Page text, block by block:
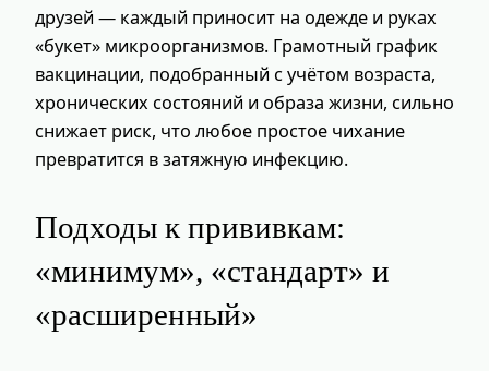
друзей — каждый приносит на одежде и руках
«букет» микроорганизмов. Грамотный график
вакцинации, подобранный с учётом возраста,
хронических состояний и образа жизни, сильно
снижает риск, что любое простое чихание
превратится в затяжную инфекцию.
Подходы к прививкам:
«минимум», «стандарт» и
«расширенный»